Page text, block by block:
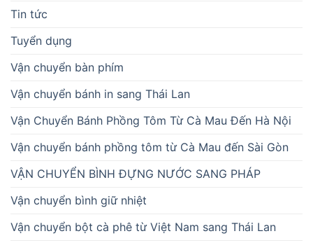
Tin tức
Tuyển dụng
Vận chuyển bàn phím
Vận chuyển bánh in sang Thái Lan
Vận Chuyển Bánh Phồng Tôm Từ Cà Mau Đến Hà Nội
Vận chuyển bánh phồng tôm từ Cà Mau đến Sài Gòn
VẬN CHUYỂN BÌNH ĐỰNG NƯỚC SANG PHÁP
Vận chuyển bình giữ nhiệt
Vận chuyển bột cà phê từ Việt Nam sang Thái Lan